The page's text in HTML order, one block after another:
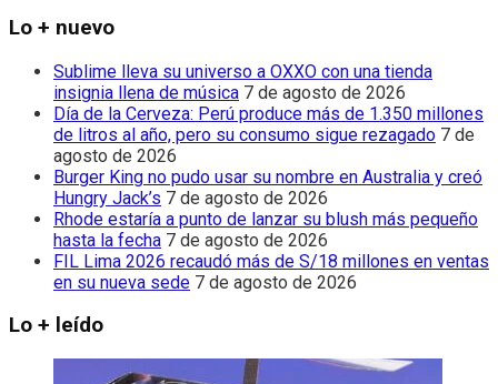
Lo + nuevo
Sublime lleva su universo a OXXO con una tienda
insignia llena de música 7 de agosto de 2026
Día de la Cerveza: Perú produce más de 1.350 millones
de litros al año, pero su consumo sigue rezagado 7 de
agosto de 2026
Burger King no pudo usar su nombre en Australia y creó
Hungry Jack’s 7 de agosto de 2026
Rhode estaría a punto de lanzar su blush más pequeño
hasta la fecha 7 de agosto de 2026
FIL Lima 2026 recaudó más de S/18 millones en ventas
en su nueva sede 7 de agosto de 2026
Lo + leído